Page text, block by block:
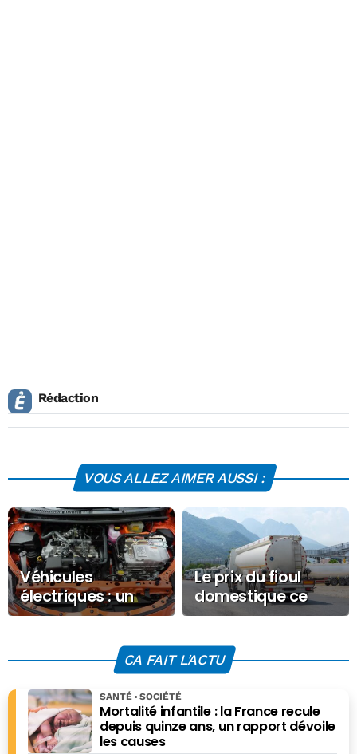
Rédaction
VOUS ALLEZ AIMER AUSSI :
Véhicules
électriques : un
nouveau site de
France malgré
l’incertitude sur
leur avenir
Le prix du fioul
domestique ce
Lundi 11 août 2025
CA FAIT L'ACTU
Mortalité infantile : la France recule
depuis quinze ans, un rapport dévoile
les causes
SANTÉ SOCIÉTÉ